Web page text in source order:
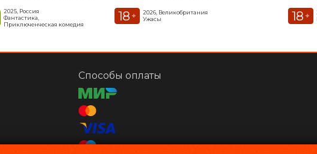
2025, Россия
Фантастика,
Приключенческая комедия
18 +
2026, Великобритания
Ужасы
18 +
Способы оплаты